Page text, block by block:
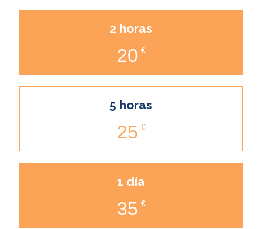
2 horas
20 €
5 horas
25 €
1 día
35 €